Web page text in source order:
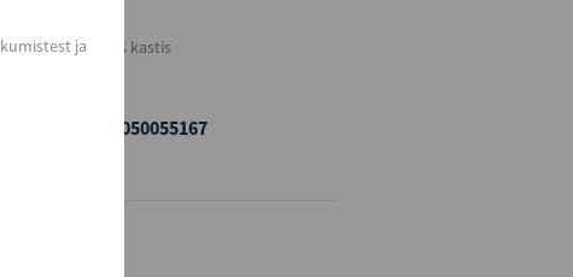
Kogus kastis
4740050055167
ja